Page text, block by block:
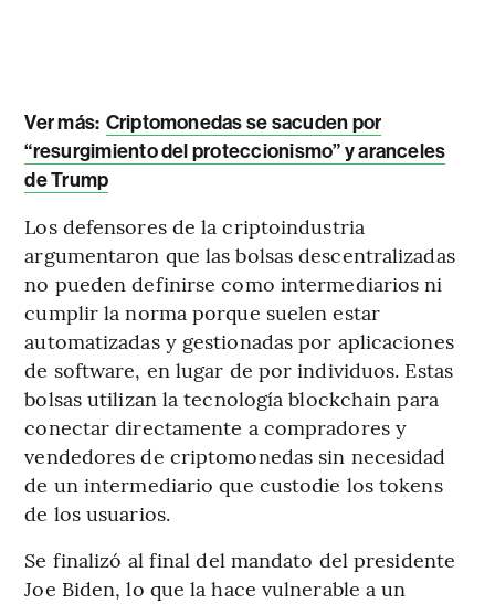
Ver más: Criptomonedas se sacuden por
“resurgimiento del proteccionismo” y aranceles
de Trump
Los defensores de la criptoindustria
argumentaron que las bolsas descentralizadas
no pueden definirse como intermediarios ni
cumplir la norma porque suelen estar
automatizadas y gestionadas por aplicaciones
de software, en lugar de por individuos. Estas
bolsas utilizan la tecnología blockchain para
conectar directamente a compradores y
vendedores de criptomonedas sin necesidad
de un intermediario que custodie los tokens
de los usuarios.
Se finalizó al final del mandato del presidente
Joe Biden, lo que la hace vulnerable a un